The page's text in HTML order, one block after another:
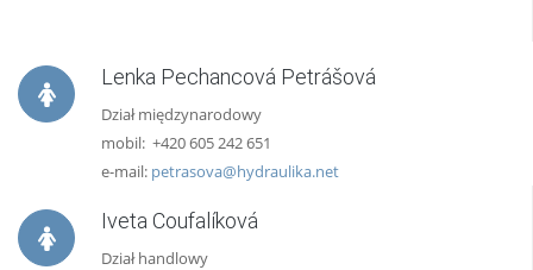
Lenka Pechancová Petrášová
Dział międzynarodowy
mobil: +420 605 242 651
e-mail: petrasova@hydraulika.net
Iveta Coufalíková
Dział handlowy